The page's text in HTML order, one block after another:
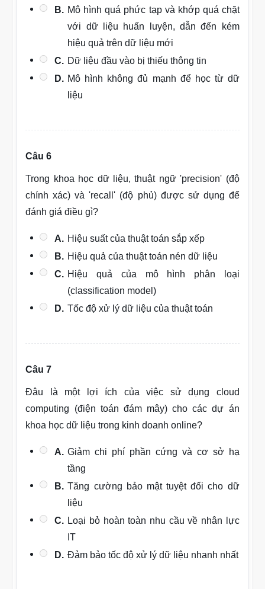
B. Mô hình quá phức tạp và khớp quá chặt
với dữ liệu huấn luyện, dẫn đến kém
hiệu quả trên dữ liệu mới
C. Dữ liệu đầu vào bị thiếu thông tin
D. Mô hình không đủ mạnh để học từ dữ
liệu
Câu 6
Trong khoa học dữ liệu, thuật ngữ 'precision' (độ
chính xác) và 'recall' (độ phủ) được sử dụng để
đánh giá điều gì?
A. Hiệu suất của thuật toán sắp xếp
B. Hiệu quả của thuật toán nén dữ liệu
C. Hiệu quả của mô hình phân loại
(classification model)
D. Tốc độ xử lý dữ liệu của thuật toán
Câu 7
Đâu là một lợi ích của việc sử dụng cloud
computing (điện toán đám mây) cho các dự án
khoa học dữ liệu trong kinh doanh online?
A. Giảm chi phí phần cứng và cơ sở hạ
tầng
B. Tăng cường bảo mật tuyệt đối cho dữ
liệu
C. Loại bỏ hoàn toàn nhu cầu về nhân lực
IT
D. Đảm bảo tốc độ xử lý dữ liệu nhanh nhất